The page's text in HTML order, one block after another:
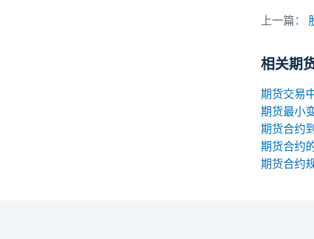
上一篇：
相关期
期货最小
期货合约
期货合约